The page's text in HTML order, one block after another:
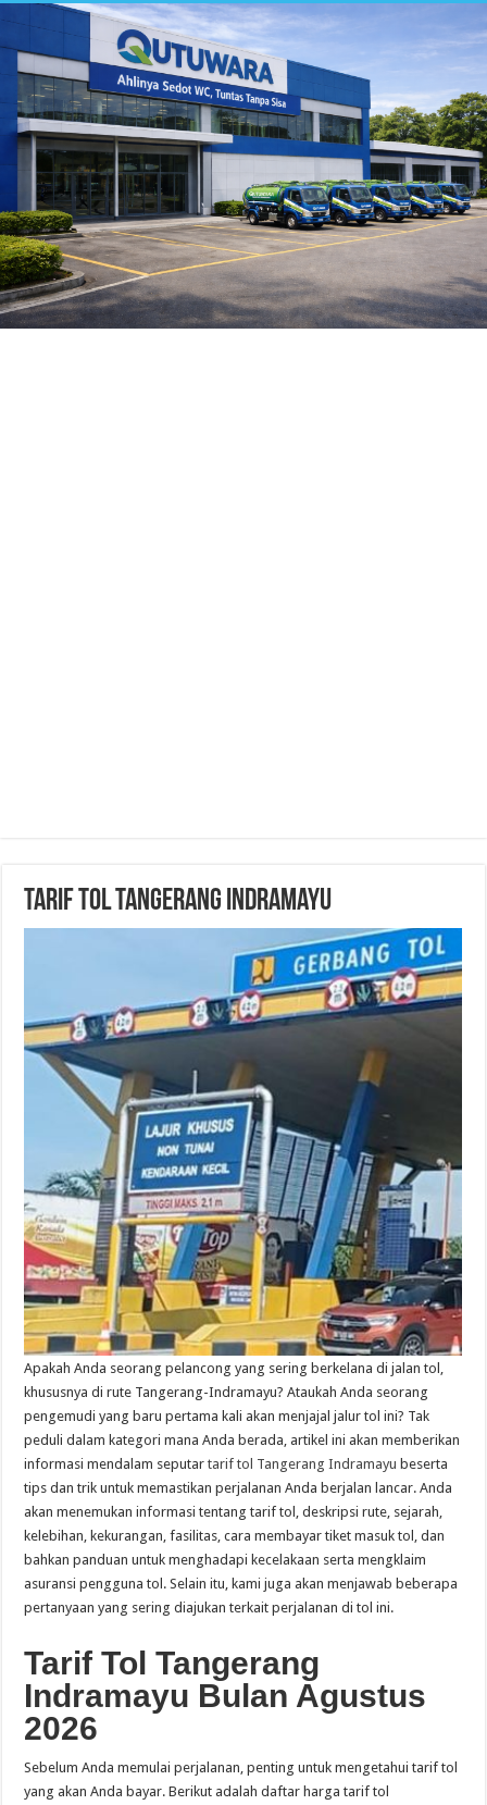
Tarif Tol Tangerang Indramayu
Apakah Anda seorang pelancong yang sering berkelana di jalan tol,
khususnya di rute Tangerang-Indramayu? Ataukah Anda seorang
pengemudi yang baru pertama kali akan menjajal jalur tol ini? Tak
peduli dalam kategori mana Anda berada, artikel ini akan memberikan
informasi mendalam seputar tarif tol Tangerang Indramayu beserta
tips dan trik untuk memastikan perjalanan Anda berjalan lancar. Anda
akan menemukan informasi tentang tarif tol, deskripsi rute, sejarah,
kelebihan, kekurangan, fasilitas, cara membayar tiket masuk tol, dan
bahkan panduan untuk menghadapi kecelakaan serta mengklaim
asuransi pengguna tol. Selain itu, kami juga akan menjawab beberapa
pertanyaan yang sering diajukan terkait perjalanan di tol ini.
Tarif Tol Tangerang
Indramayu Bulan Agustus
2026
Sebelum Anda memulai perjalanan, penting untuk mengetahui tarif tol
yang akan Anda bayar. Berikut adalah daftar harga tarif tol